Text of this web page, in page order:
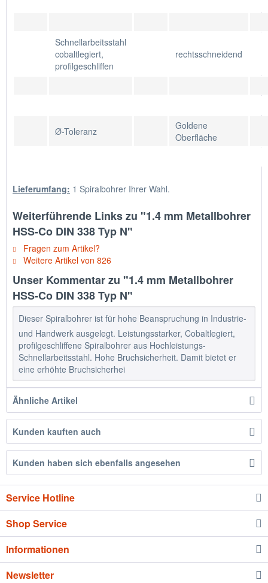
Schnellarbeitsstahl
cobaltlegiert,
profilgeschliffen
rechtsschneidend
Ø-Toleranz
Goldene
Oberfläche
Lieferumfang: 1 Spiralbohrer Ihrer Wahl.
Weiterführende Links zu "1.4 mm Metallbohrer
HSS-Co DIN 338 Typ N"
Fragen zum Artikel?
Weitere Artikel von 826
Unser Kommentar zu "1.4 mm Metallbohrer
HSS-Co DIN 338 Typ N"
Dieser Spiralbohrer ist für hohe Beanspruchung in Industrie-
und Handwerk ausgelegt. Leistungsstarker, Cobaltlegiert,
profilgeschliffene Spiralbohrer aus Hochleistungs-
Schnellarbeitsstahl. Hohe Bruchsicherheit. Damit bietet er
eine erhöhte Bruchsicherhei
Ähnliche Artikel
Kunden kauften auch
Kunden haben sich ebenfalls angesehen
Service Hotline
Shop Service
Informationen
Newsletter